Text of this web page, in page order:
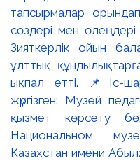
тапсырмалар
сөздері мен
Зияткерлік ойын
ұлттық
ықпал етті. 📌Іс-
жүргізген: Музей
қызмет көрсету
Национальном
Казахстан имени